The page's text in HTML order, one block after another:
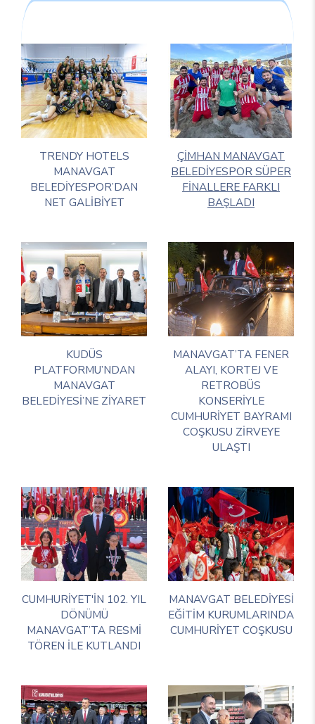
TRENDY HOTELS
MANAVGAT
BELEDİYESPOR’DAN
NET GALİBİYET
ÇİMHAN MANAVGAT
BELEDİYESPOR SÜPER
FİNALLERE FARKLI
BAŞLADI
KUDÜS
PLATFORMU’NDAN
MANAVGAT
BELEDİYESİ’NE ZİYARET
MANAVGAT’TA FENER
ALAYI, KORTEJ VE
RETROBÜS
KONSERİYLE
CUMHURİYET BAYRAMI
COŞKUSU ZİRVEYE
ULAŞTI
CUMHURİYET'İN 102. YIL
DÖNÜMÜ
MANAVGAT’TA RESMİ
TÖREN İLE KUTLANDI
MANAVGAT BELEDİYESİ
EĞİTİM KURUMLARINDA
CUMHURİYET COŞKUSU